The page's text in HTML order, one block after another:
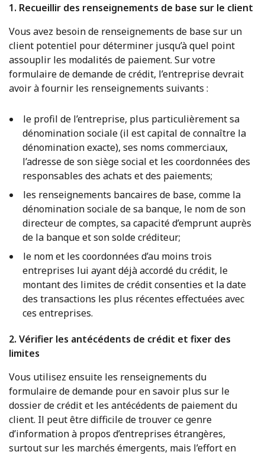
1. Recueillir des renseignements de base sur le client
Vous avez besoin de renseignements de base sur un
client potentiel pour déterminer jusqu’à quel point
assouplir les modalités de paiement. Sur votre
formulaire de demande de crédit, l’entreprise devrait
avoir à fournir les renseignements suivants :
le profil de l’entreprise, plus particulièrement sa
dénomination sociale (il est capital de connaître la
dénomination exacte), ses noms commerciaux,
l’adresse de son siège social et les coordonnées des
responsables des achats et des paiements;
les renseignements bancaires de base, comme la
dénomination sociale de sa banque, le nom de son
directeur de comptes, sa capacité d’emprunt auprès
de la banque et son solde créditeur;
le nom et les coordonnées d’au moins trois
entreprises lui ayant déjà accordé du crédit, le
montant des limites de crédit consenties et la date
des transactions les plus récentes effectuées avec
ces entreprises.
2. Vérifier les antécédents de crédit et fixer des
limites
Vous utilisez ensuite les renseignements du
formulaire de demande pour en savoir plus sur le
dossier de crédit et les antécédents de paiement du
client. Il peut être difficile de trouver ce genre
d’information à propos d’entreprises étrangères,
surtout sur les marchés émergents, mais l’effort en